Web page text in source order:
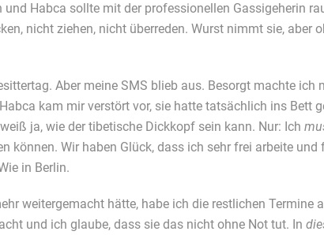
Habca sollte mit der professionellen Gassigeherin
nicht ziehen, nicht überreden. Wurst nimmt sie, aber
Aber meine SMS blieb aus. Besorgt machte
kam mir verstört vor, sie hatte tatsächlich ins Bett
ja, wie der tibetische Dickkopf sein kann. Nur: Ich
können. Wir haben Glück, dass ich sehr frei arbeite
in Berlin.
weitergemacht hätte, habe ich die restlichen Termine
und ich glaube, dass sie das nicht ohne Not tut. In